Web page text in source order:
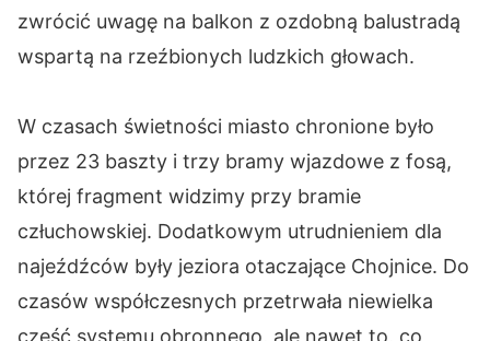
zwrócić uwagę na balkon z ozdobną balustradą
wspartą na rzeźbionych ludzkich głowach.
W czasach świetności miasto chronione było
przez 23 baszty i trzy bramy wjazdowe z fosą,
której fragment widzimy przy bramie
człuchowskiej. Dodatkowym utrudnieniem dla
najeźdźców były jeziora otaczające Chojnice. Do
czasów współczesnych przetrwała niewielka